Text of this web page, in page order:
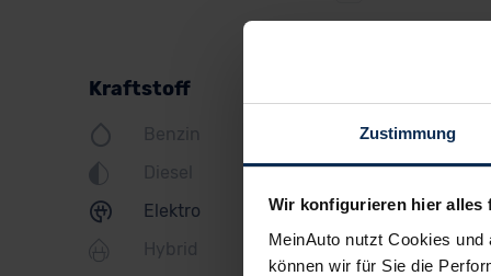
Zustimmung
Wir konfigurieren hier alles
MeinAuto nutzt Cookies
können wir für Sie die
Lexus
MINI
Mazda
Mercedes
Mitsubishi
Kraftstoff
Benzin
Diesel
Elektro
Hybrid